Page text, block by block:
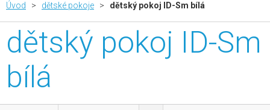
Úvod > dětské pokoje > dětský pokoj ID-Sm bílá
dětský pokoj ID-Sm
bílá